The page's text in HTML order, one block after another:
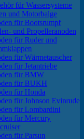
für Wassersysteme
und Motorbalge
für Bootsrumpf
und Propelleranoden
für Ruder und
für Wärmetauscher
für Jetantriebe
für BMW
für BUKH
für Honda
für Johnson Evinrude
für Lombardini
für Mercury
für Parsun